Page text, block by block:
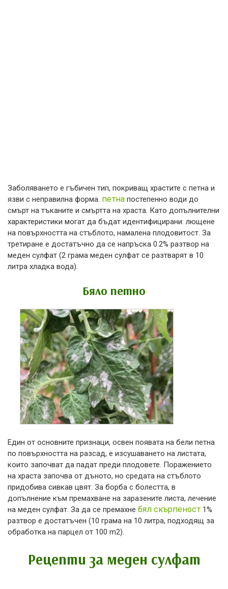
Заболяването е гъбичен тип, покриващ храстите с петна и
язви с неправилна форма. петна постепенно води до
смърт на тъканите и смъртта на храста. Като допълнителни
характеристики могат да бъдат идентифицирани: лющене
на повърхността на стъблото, намалена плодовитост. За
третиране е достатъчно да се напръска 0.2% разтвор на
меден сулфат (2 грама меден сулфат се разтварят в 10
литра хладка вода).
Бяло петно
Един от основните признаци, освен появата на бели петна
по повърхността на разсад, е изсушаването на листата,
които започват да падат преди плодовете. Поражението
на храста започва от дъното, но средата на стъблото
придобива сивкав цвят. За борба с болестта, в
допълнение към премахване на заразените листа, лечение
на меден сулфат. За да се премахне бял скърпеност 1%
разтвор е достатъчен (10 грама на 10 литра, подходящ за
обработка на парцел от 100 m2).
Рецепти за меден сулфат